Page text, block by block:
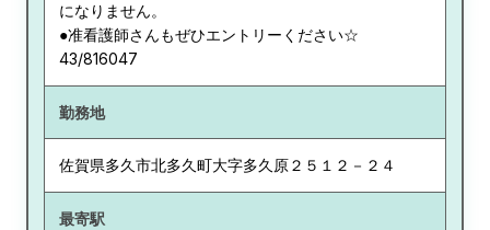
になりません。
●准看護師さんもぜひエントリーください☆
43/816047
勤務地
佐賀県多久市北多久町大字多久原２５１２－２４
最寄駅